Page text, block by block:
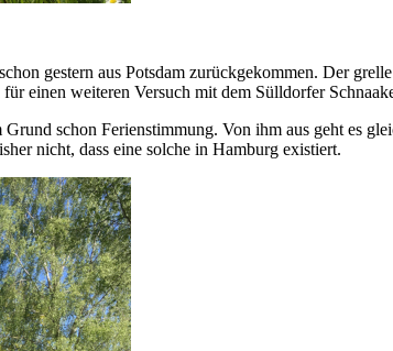
gestern aus Potsdam zurückgekommen. Der
einen weiteren Versuch mit dem Sülldorfer
schon Ferienstimmung. Von ihm aus geht es
nicht, dass eine solche in Hamburg existiert.